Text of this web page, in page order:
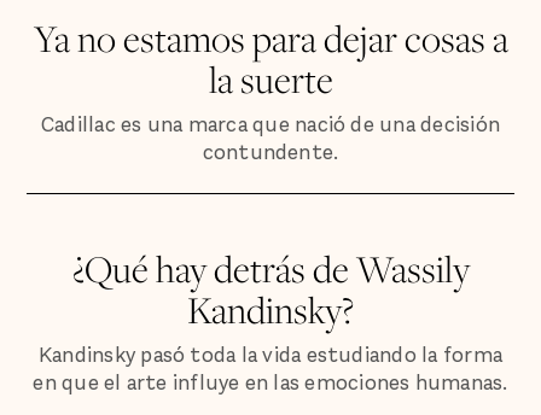
Ya no estamos para dejar cosas a
la suerte
Cadillac es una marca que nació de una decisión
contundente.
¿Qué hay detrás de Wassily
Kandinsky?
Kandinsky pasó toda la vida estudiando la forma
en que el arte influye en las emociones humanas.